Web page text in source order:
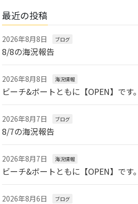
最近の投稿
2026年8月8日 ブログ
8/8の海況報告
2026年8月8日 海況情報
ビーチ&ボートともに【OPEN】です。
2026年8月7日 ブログ
8/7の海況報告
2026年8月7日 海況情報
ビーチ&ボートともに【OPEN】です。
2026年8月6日 ブログ